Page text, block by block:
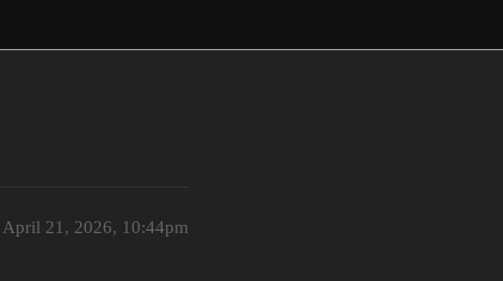
April 21, 2026, 10:44pm